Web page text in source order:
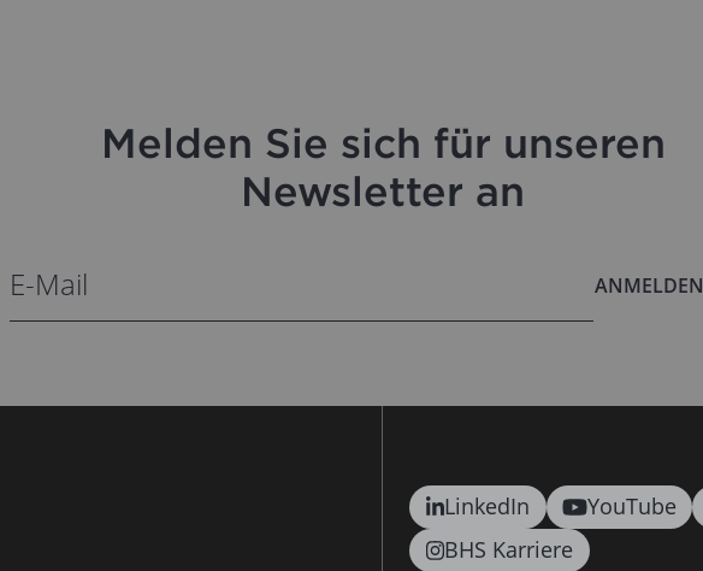
Melden Sie sich für unseren
Newsletter an
ANMELDEN
LinkedIn YouTube
BHS Karriere